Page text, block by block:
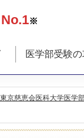
No.1※
医学部受験
東京慈恵会医科大学医学